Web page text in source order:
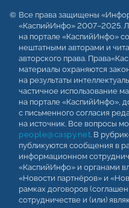
Все права защищены
«КаспийИнфо» 2007–2025.
на портале «КаспийИнфо»
нештатными авторами и
авторского права.
материалы охраняются
на результаты
частичное использование
на портале «КаспийИнфо»,
с письменного согласия
на источник. Все вопросы
people@caspy.net. В
публикуются сообщения в
информационном
«КаспийИнфо» и органами
«Новости партнёров» и
рамках договоров
сотрудничестве и (или)